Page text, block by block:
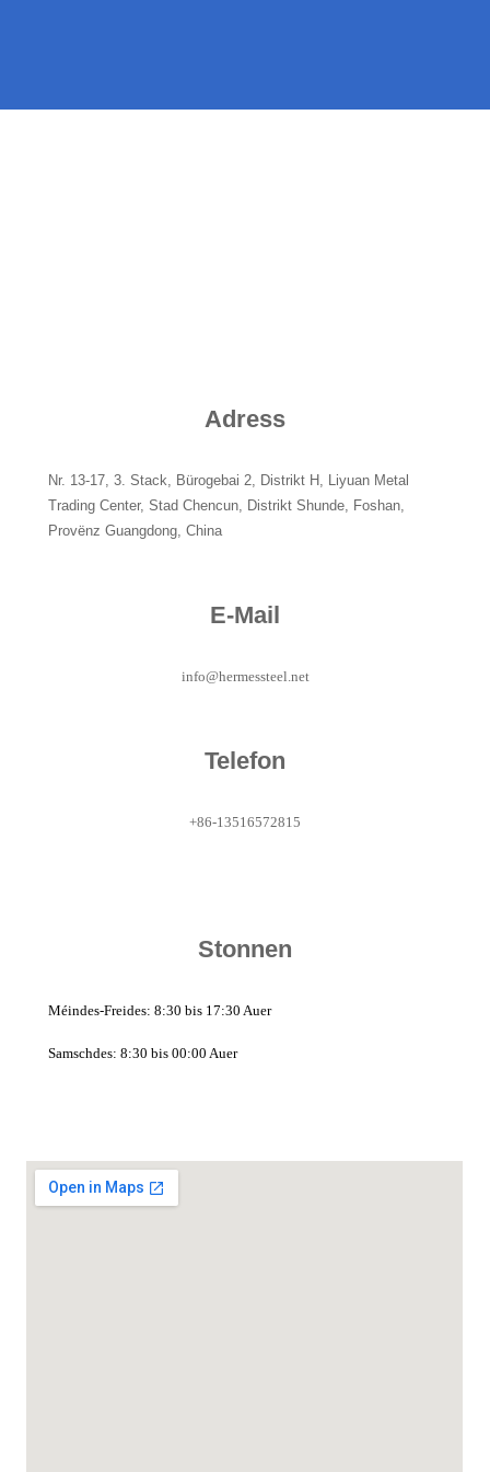
Adress
Nr. 13-17, 3. Stack, Bürogebai 2, Distrikt H, Liyuan Metal
Trading Center, Stad Chencun, Distrikt Shunde, Foshan,
Provënz Guangdong, China
E-Mail
info@hermessteel.net
Telefon
+86-13516572815
Stonnen
Méindes-Freides: 8:30 bis 17:30 Auer
Samschdes: 8:30 bis 00:00 Auer